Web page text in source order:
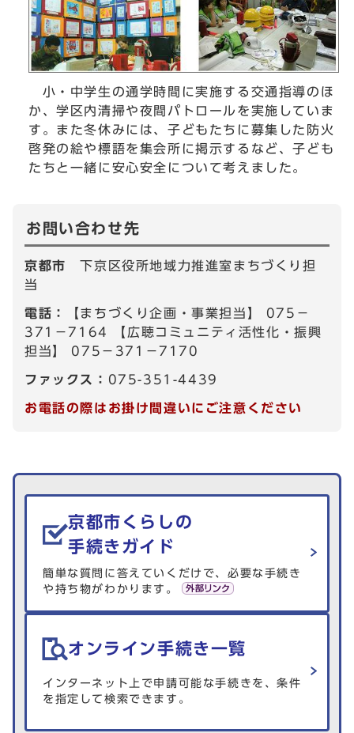
小・中学生の通学時間に実施する交通指導のほ
か、学区内清掃や夜間パトロールを実施していま
す。また冬休みには、子どもたちに募集した防火
啓発の絵や標語を集会所に掲示するなど、子ども
たちと一緒に安心安全について考えました。
お問い合わせ先
京都市下京区役所地域力推進室まちづくり担
当
電話：
【まちづくり企画・事業担当】 075－
371－7164 【広聴コミュニティ活性化・振興
担当】 075－371－7170
ファックス： 075-351-4439
お電話の際はお掛け間違いにご注意ください
生活情報を探す
京都市くらしの
手続きガイド
簡単な質問に答えていくだけで、必要な手続き
や持ち物がわかります。
オンライン手続き一覧
インターネット上で申請可能な手続きを、条件
を指定して検索できます。